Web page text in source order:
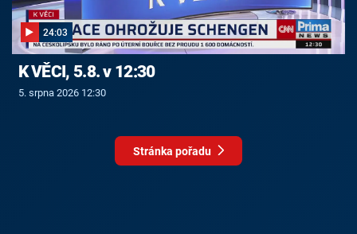
24:03
K VĚCI, 5.8. v 12:30
5. srpna 2026 12:30
Stránka pořadu